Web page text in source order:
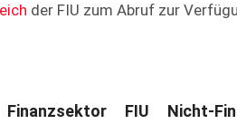
der FIU zum Abruf zur
Finanzsektor FIU Nicht-